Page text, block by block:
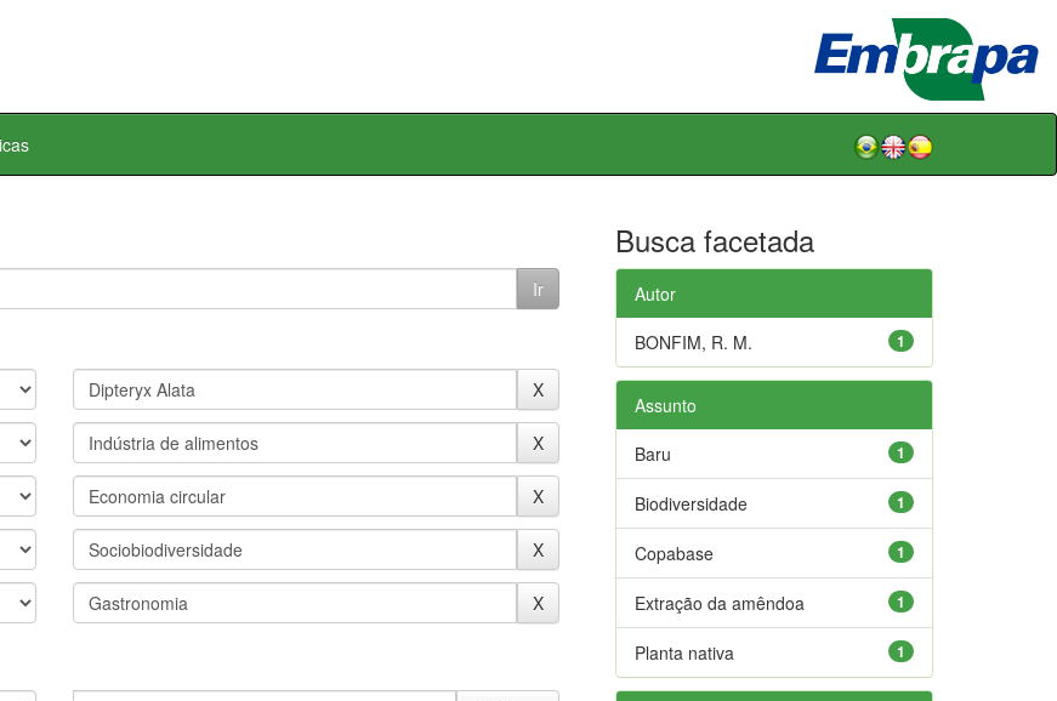
Busca facetada
Autor
1
BONFIM, R. M.
Assunto
1
Baru
1
Biodiversidade
1
Copabase
1
Extração da amêndoa
1
Planta nativa